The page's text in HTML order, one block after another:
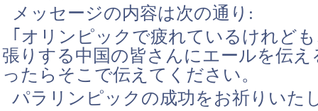
メッセージの内容は次の通り:
｢オリンピックで疲れているけれど
張りする中国の皆さんにエールを伝
ったらそこで伝えてください。
パラリンピックの成功をお祈りいた